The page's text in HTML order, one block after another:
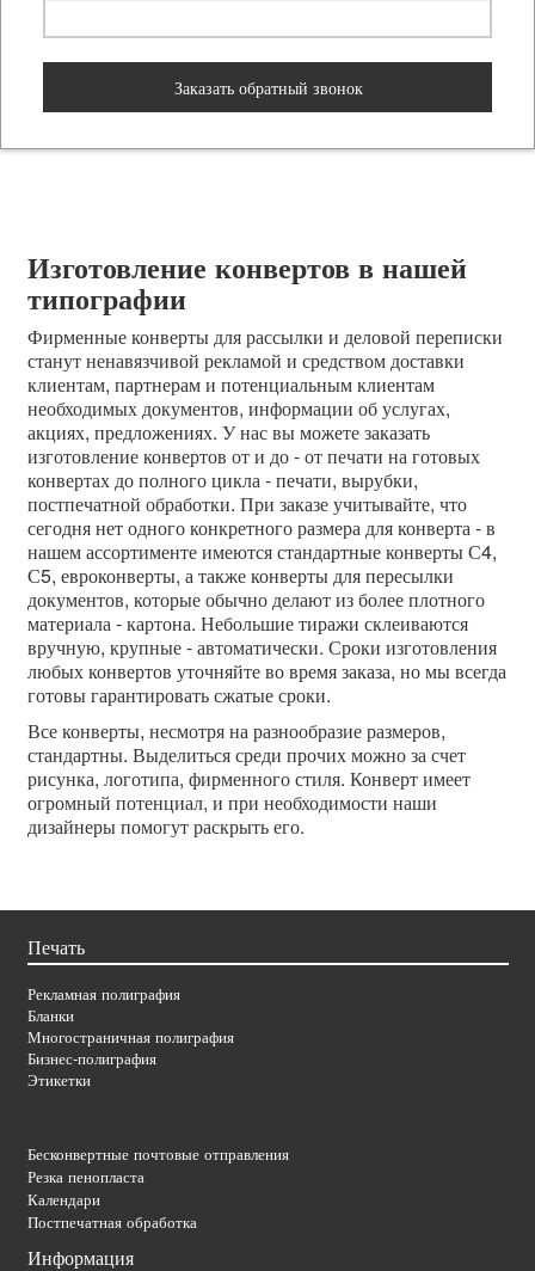
Заказать обратный звонок
Изготовление конвертов в нашей
типографии
Фирменные конверты для рассылки и деловой переписки
станут ненавязчивой рекламой и средством доставки
клиентам, партнерам и потенциальным клиентам
необходимых документов, информации об услугах,
акциях, предложениях. У нас вы можете заказать
изготовление конвертов от и до - от печати на готовых
конвертах до полного цикла - печати, вырубки,
постпечатной обработки. При заказе учитывайте, что
сегодня нет одного конкретного размера для конверта - в
нашем ассортименте имеются стандартные конверты С4,
С5, евроконверты, а также конверты для пересылки
документов, которые обычно делают из более плотного
материала - картона. Небольшие тиражи склеиваются
вручную, крупные - автоматически. Сроки изготовления
любых конвертов уточняйте во время заказа, но мы всегда
готовы гарантировать сжатые сроки.
Все конверты, несмотря на разнообразие размеров,
стандартны. Выделиться среди прочих можно за счет
рисунка, логотипа, фирменного стиля. Конверт имеет
огромный потенциал, и при необходимости наши
дизайнеры помогут раскрыть его.
Печать
Рекламная полиграфия
Бланки
Многостраничная полиграфия
Бизнес-полиграфия
Этикетки
Бесконвертные почтовые отправления
Резка пенопласта
Календари
Постпечатная обработка
Информация